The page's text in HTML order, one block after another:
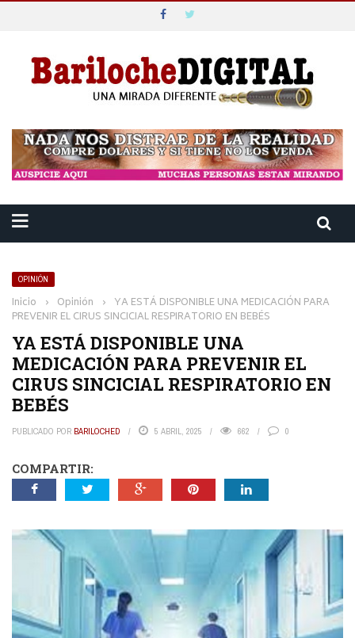
OPINIÓN
Inicio › Opinión › YA ESTÁ DISPONIBLE UNA MEDICACIÓN PARA
PREVENIR EL CIRUS SINCICIAL RESPIRATORIO EN BEBÉS
YA ESTÁ DISPONIBLE UNA
MEDICACIÓN PARA PREVENIR EL
CIRUS SINCICIAL RESPIRATORIO EN
BEBÉS
PUBLICADO POR BARILOCHED 5 ABRIL, 2025 662 0
COMPARTIR: